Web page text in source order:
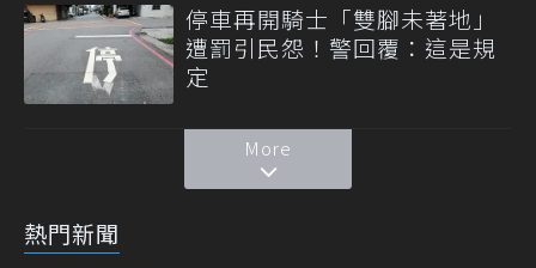
停車再開騎士「雙腳未著地」
遭罰引民怨！警回覆：這是規
定
More
熱門新聞